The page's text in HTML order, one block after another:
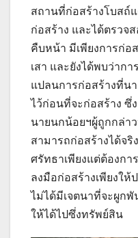
สถานที่ก่อสร้างโบสถ์
ก่อสร้าง และได้ตรวจ
คืบหน้า มีเพียงการก่อ
เสา และยังได้พบว่าก
แปลนการก่อสร้างที่น
ไว้ก่อนที่จะก่อสร้าง ซึ่
นายนกน้อยฯผู้ถูกกล่า
สามารถก่อสร้างได้จริ
ศรัทธาเพียงแต่ต้องกา
ลงมือก่อสร้างเพียงให้
ไม่ได้มีเจตนาที่จะผูก
ให้ได้ไปซึ่งทรัพย์สิน